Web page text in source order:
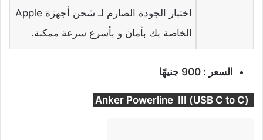
اختبار الجودة الصارم لـ شحن أجهزة Apple
الخاصة بك بأمان و بأسرع سرعة ممكنة.
السعر : 900 جنيهًا
(USB C to C) Anker Powerline III